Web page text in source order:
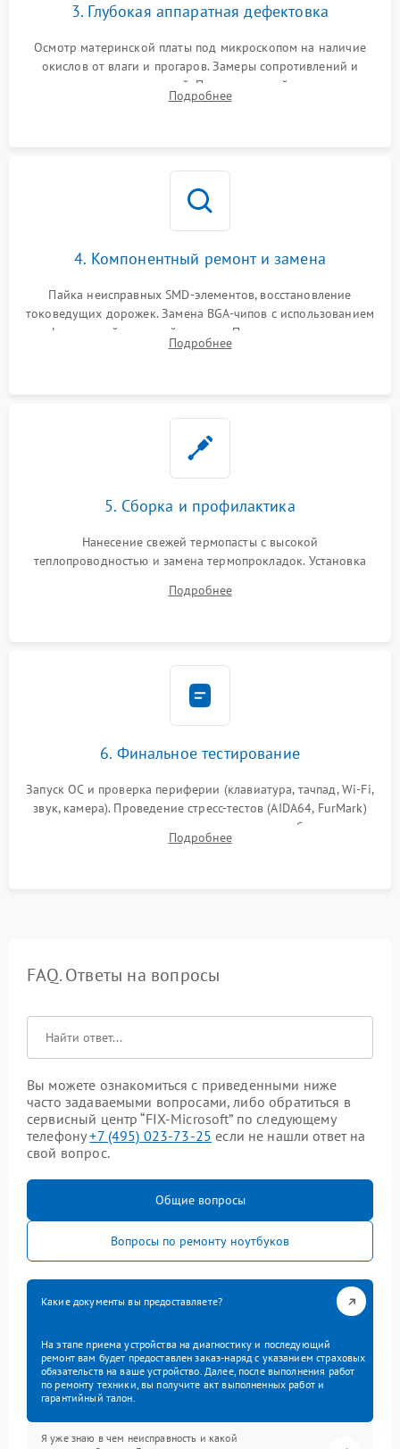
3. Глубокая аппаратная дефектовка
Осмотр материнской платы под микроскопом на наличие
окислов от влаги и прогаров. Замеры сопротивлений и
дежурных напряжений. Проверка цепей питания,
мультиконтроллера, процессора и видеочипа.
Подробнее
4. Компонентный ремонт и замена
Пайка неисправных SMD-элементов, восстановление
токоведущих дорожек. Замена BGA-чипов с использованием
инфракрасной паяльной станции. Прошивка микросхемы
BIOS или замена поврежденных портов USB
Подробнее
5. Сборка и профилактика
Нанесение свежей термопасты с высокой
теплопроводностью и замена термопрокладок. Установка
шлейфов, модулей памяти и накопителей. Предварительная
Подробнее
6. Финальное тестирование
Запуск ОС и проверка периферии (клавиатура, тачпад, Wi-Fi,
звук, камера). Проведение стресс-тестов (AIDA64, FurMark)
для контроля температурного режима и стабильности
системы под пиковой нагрузкой.
Подробнее
FAQ. Ответы на вопросы
Вы можете ознакомиться с приведенными ниже
часто задаваемыми вопросами, либо обратиться в
сервисный центр “FIX-Microsoft” по следующему
телефону+7 (495) 023-73-25 если не нашли ответ на
свой вопрос.
Общие вопросы
Вопросы по ремонту ноутбуков
Какие документы вы предоставляете?
На этапе приема устройства на диагностику и последующий
ремонт вам будет предоставлен заказ-наряд с указанием страховых
обязательств на ваше устройство. Далее, после выполнения работ
по ремонту техники, вы получите акт выполненных работ и
гарантийный талон.
Я уже знаю в чем неисправность и какой